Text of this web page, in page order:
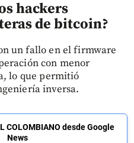
hackers
de bitcoin?
un fallo en el firmware
con menor
lo que permitió
inversa.
COLOMBIANO desde Google
News